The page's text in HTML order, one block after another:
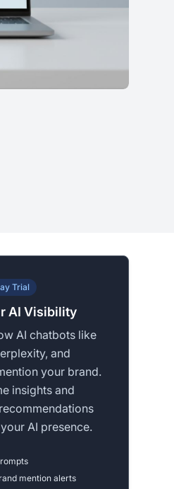
Trial
AI Visibility
AI chatbots like
and
your brand.
insights and
AI presence.
mention alerts